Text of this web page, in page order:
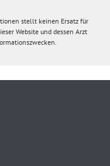
stellt keinen Ersatz für
Website und dessen Arzt